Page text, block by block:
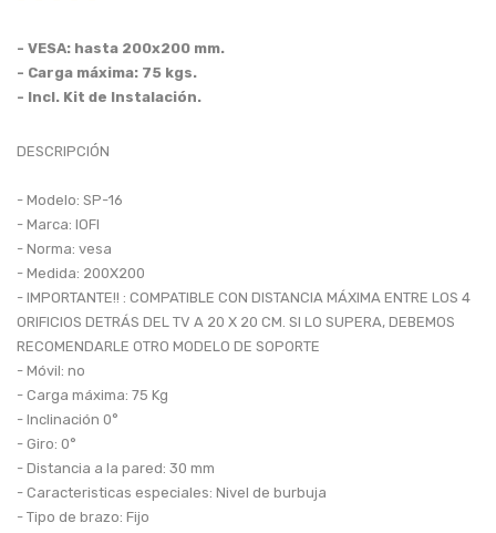
HASTA 43 PULGADAS
HASTA 100 PULGADAS
HASTA 75 PULGADAS
SOPORTES PARA TABLET
HASTA 32 PULGADAS
SOPORTE DE PIE
HASTA 100 PULGADAS
HASTA 75 PULGADAS
- VESA: hasta 200x200 mm.
- Carga máxima: 75 kgs.
- Incl. Kit de Instalación.
DESCRIPCIÓN
- Modelo: SP-16
- Marca: IOFI
- Norma: vesa
- Medida: 200X200
- IMPORTANTE!! : COMPATIBLE CON DISTANCIA MÁXIMA ENTRE LOS 4
ORIFICIOS DETRÁS DEL TV A 20 X 20 CM. SI LO SUPERA, DEBEMOS
RECOMENDARLE OTRO MODELO DE SOPORTE
- Móvil: no
- Carga máxima: 75 Kg
- Inclinación 0°
- Giro: 0°
- Distancia a la pared: 30 mm
- Caracteristicas especiales: Nivel de burbuja
- Tipo de brazo: Fijo